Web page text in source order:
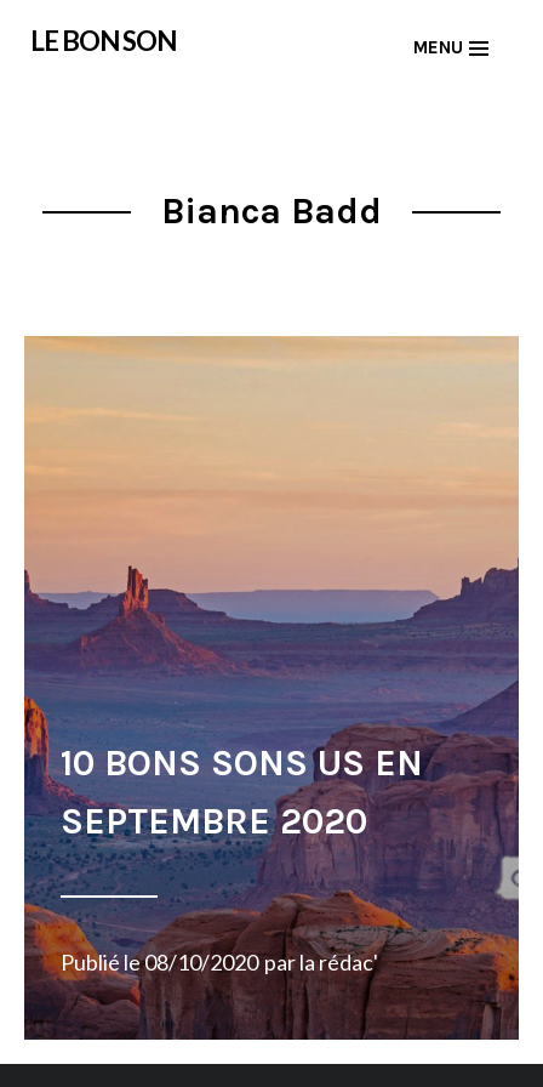
LE BON SON MENU
Bianca Badd
10 BONS SONS US EN
SEPTEMBRE 2020
Publié le08/10/2020 parla rédac'